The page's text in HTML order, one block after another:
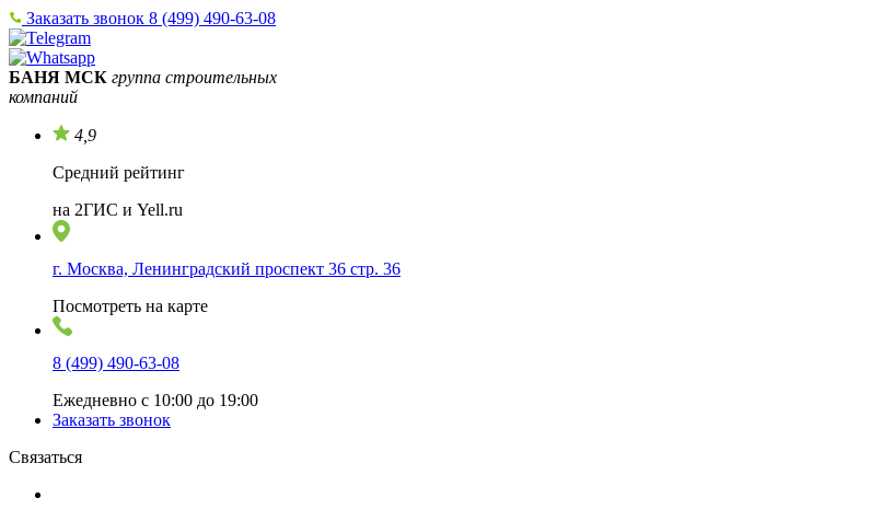
Заказать звонок 8 (499) 490-63-08
БАНЯ МСК группа строительных
компаний
4,9
Средний рейтинг
на 2ГИС и Yell.ru
г. Москва, Ленинградский проспект 36 стр. 36
Посмотреть на карте
8 (499) 490-63-08
Ежедневно с 10:00 до 19:00
Заказать звонок
Связаться